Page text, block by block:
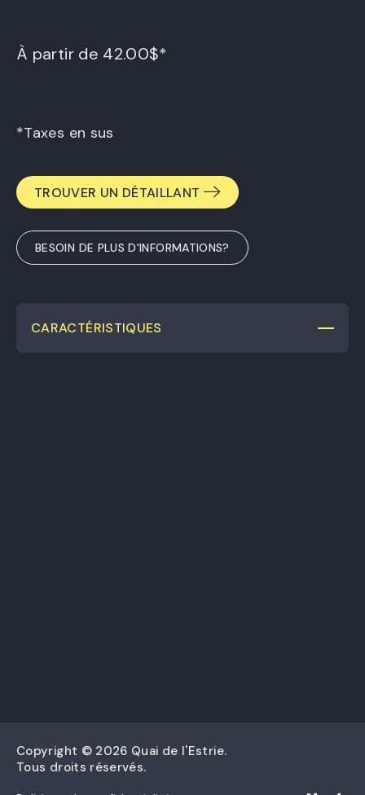
À partir de 42.00$*
*Taxes en sus
TROUVER UN DÉTAILLANT
BESOIN DE PLUS D'INFORMATIONS?
CARACTÉRISTIQUES
Copyright © 2026 Quai de l'Estrie.
Tous droits réservés.